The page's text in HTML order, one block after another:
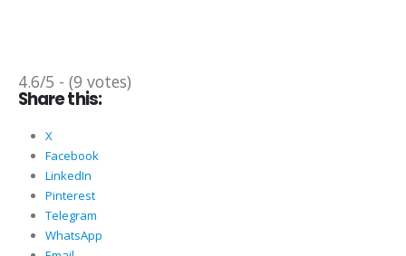
4.6/5 - (9 votes)
Share this:
X
Facebook
LinkedIn
Pinterest
Telegram
WhatsApp